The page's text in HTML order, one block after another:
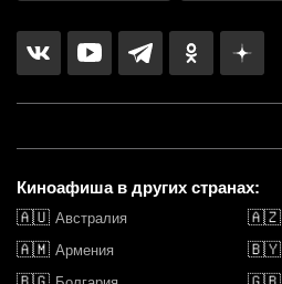
Киноафиша в других странах:
🇦🇺 Австралия 🇦🇿
🇦🇲 Армения 🇧🇾